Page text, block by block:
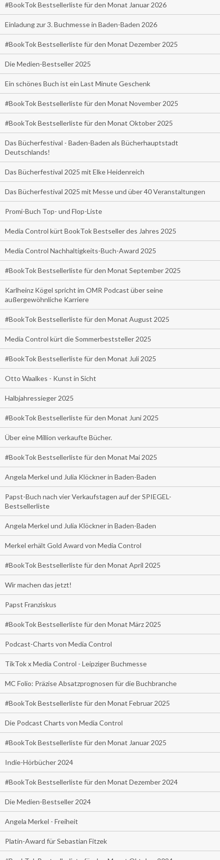
#BookTok Bestsellerliste für den Monat Januar 2026
Einladung zur 3. Buchmesse in Baden-Baden 2026
#BookTok Bestsellerliste für den Monat Dezember 2025
Die Medien-Bestseller 2025
Ein schönes Buch ist ein Last Minute Geschenk
#BookTok Bestsellerliste für den Monat November 2025
#BookTok Bestsellerliste für den Monat Oktober 2025
Das Bücherfestival - Baden-Baden als Bücherhauptstadt
Deutschlands!
Das Bücherfestival 2025 mit Elke Heidenreich
Das Bücherfestival 2025 mit Messe und über 40 Veranstaltungen
Promi-Buch Top- und Flop-Liste
Media Control kürt BookTok Bestseller des Jahres 2025
Media Control Nachhaltigkeits-Buch-Award 2025
#BookTok Bestsellerliste für den Monat September 2025
Karlheinz Kögel spricht im OMR Podcast über seine
außergewöhnliche Karriere
#BookTok Bestsellerliste für den Monat August 2025
Media Control kürt die Sommerbeststeller 2025
#BookTok Bestsellerliste für den Monat Juli 2025
Otto Waalkes - Kunst in Sicht
Halbjahressieger 2025
#BookTok Bestsellerliste für den Monat Juni 2025
Über eine Million verkaufte Bücher.
#BookTok Bestsellerliste für den Monat Mai 2025
Angela Merkel und Julia Klöckner in Baden-Baden
Papst-Buch nach vier Verkaufstagen auf der SPIEGEL-
Bestsellerliste
Angela Merkel und Julia Klöckner in Baden-Baden
Merkel erhält Gold Award von Media Control
#BookTok Bestsellerliste für den Monat April 2025
Wir machen das jetzt!
Papst Franziskus
#BookTok Bestsellerliste für den Monat März 2025
Podcast-Charts von Media Control
TikTok x Media Control - Leipziger Buchmesse
MC Folio: Präzise Absatzprognosen für die Buchbranche
#BookTok Bestsellerliste für den Monat Februar 2025
Die Podcast Charts von Media Control
#BookTok Bestsellerliste für den Monat Januar 2025
Indie-Hörbücher 2024
#BookTok Bestsellerliste für den Monat Dezember 2024
Die Medien-Bestseller 2024
Angela Merkel - Freiheit
Platin-Award für Sebastian Fitzek